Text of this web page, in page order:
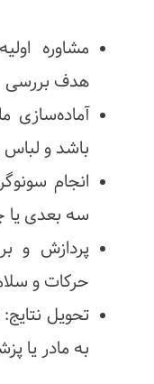
مشاوره
هدف بررسی
آماده‌سازی
باشد و
انجام
سه بعدی یا
پردازش و
حرکات و
تحویل
به مادر یا